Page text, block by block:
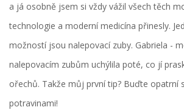
a já osobně jsem si vždy vážil všech těch
technologie a moderní medicína přinesly.
možností jsou nalepovací zuby. Gabriela -
nalepovacím zubům uchýlila poté, co jí
ořechů. Takže můj první tip? Buďte opatrní
potravinami!